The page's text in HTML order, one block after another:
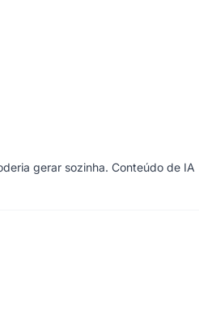
gerar sozinha. Conteúdo de IA